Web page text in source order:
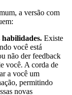
a versão com
habilidades. Existe
você está
não der feedback
você. A corda de
a você um
permitindo
novas